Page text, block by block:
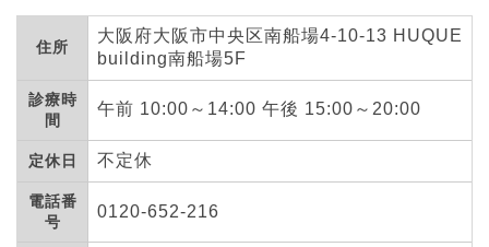
住所
大阪府大阪市中央区南船場4-10-13 HUQUE
building南船場5F
診療時
間
午前 10:00～14:00 午後 15:00～20:00
定休日 不定休
電話番
号
0120-652-216